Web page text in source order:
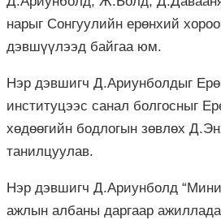
нарыг Сонгуулийн ерөнхий
дэвшүүлээд байгаа юм.
Нэр дэвшигч Д.Ариунболдыг
институцээс санал болгосныг
хөдөөгийн бодлогын зөвлөх
танилцуулав.
Нэр дэвшигч Д.Ариунболд
ажлын албаны даргаар